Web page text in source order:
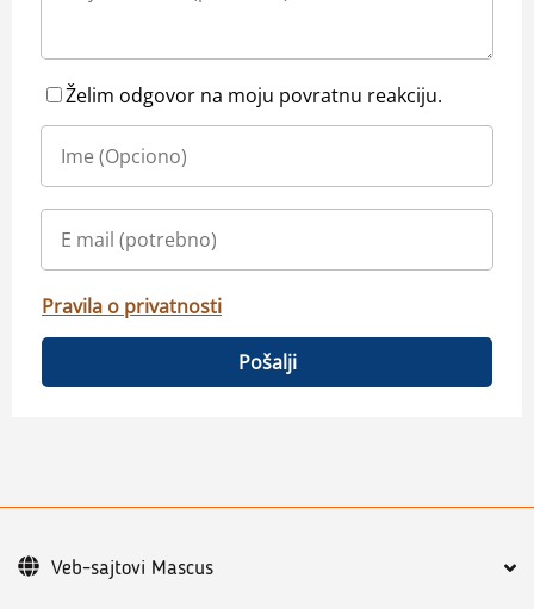
Želim odgovor na moju povratnu reakciju.
Pravila o privatnosti
Pošalji
Veb-sajtovi Mascus